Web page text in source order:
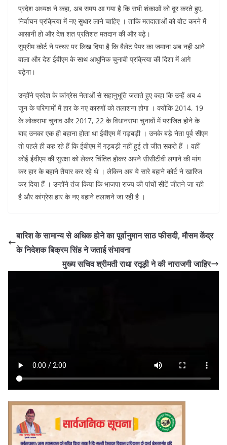
प्रदेश अध्यक्ष ने कहा, अब समय आ गया है कि सभी शंकाओं को दूर करते हुए,
निर्वाचन प्रक्रिया में नए सुधार लाने चाहिए । ताकि मतदाताओं को वोट करने में
आसानी हो और देश शत प्रतिशत मतदान की और बढ़े।
सुप्रीम कोर्ट ने पत्थर पर लिख दिया है कि बैलेट पेपर का जमाना अब नही आने
वाला और देश ईवीएम के साथ आधुनिक चुनावी प्रक्रिया की दिशा में आगे
बढ़ेगा।
उन्होंने प्रदेश के कांग्रेस नेताओं से सहानुभूति जताते हुए कहा कि उन्हें अब 4
जून के परिणामों में हार के नए कारणों को तलाशना होगा । क्योंकि 2014, 19
के लोकसभा चुनाव और 2017, 22 के विधानसभा चुनावों में पराजित होने के
बाद उनका एक ही बहाना होता था ईवीएम में गड़बड़ी । उनके बड़े नेता पूर्व सीएम
तो पहले ही कह रहे हैं कि ईवीएम में गड़बड़ी नहीं हुई तो जीत सकते हैं । वहीं
कोई ईवीएम की सुरक्षा को लेकर चिंतित होकर अपने सीसीटीवी लगाने की मांग
कर हार के बहाने तैयार कर रहे थे । लेकिन अब ये सारे बहाने कोर्ट ने खारिज
कर दिया हैं । उन्होंने तंज किया कि भाजपा राज्य की पांचों सीटें जीतने जा रही
है और कांग्रेस हार के नए बहाने तलाशने जा रही है ।
बारिश के सामान्य से अधिक होने का पूर्वानुमान साठ फीसदी, मौसम केंद्र
के निदेशक बिक्रम सिंह ने जताई संभावना
मुख्य सचिव श्रीमती राधा रतूड़ी ने की नाराजगी जाहिर